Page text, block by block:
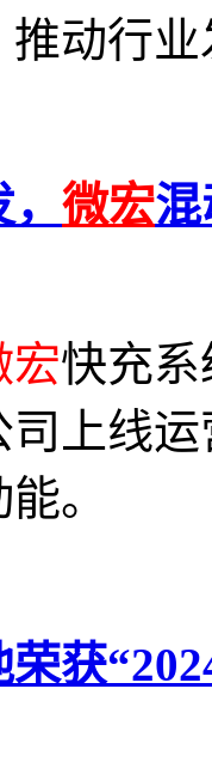
动行
微宏
宏快充
上线
。
获